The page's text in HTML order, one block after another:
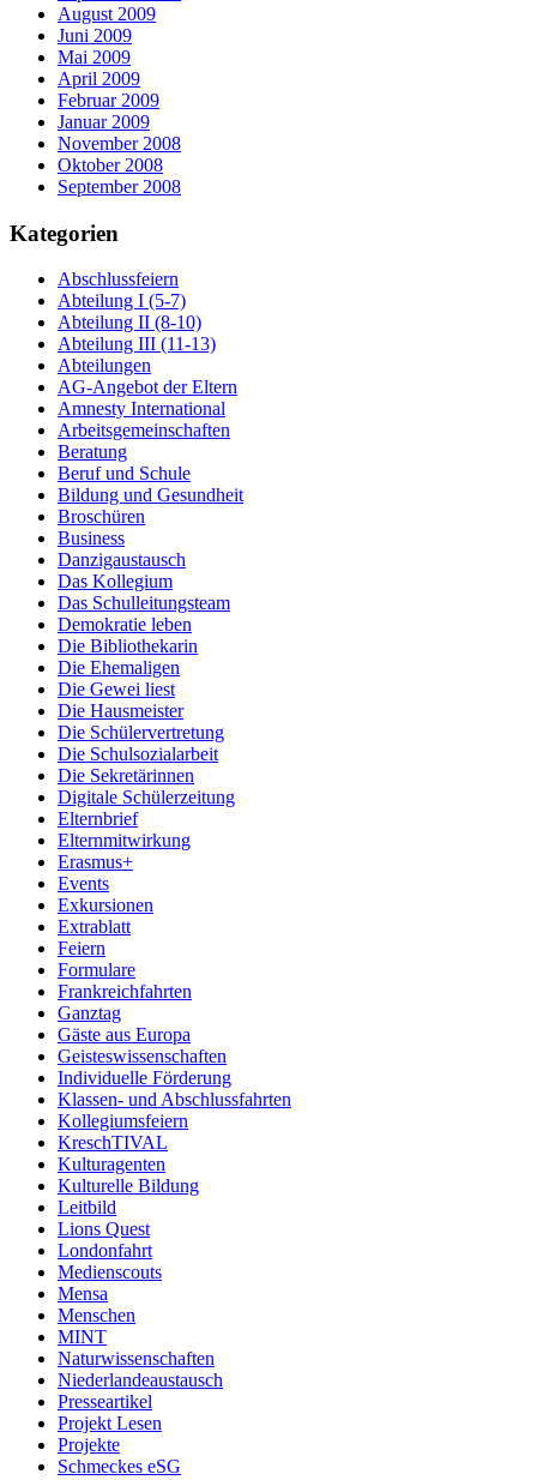
August 2009
Juni 2009
Mai 2009
April 2009
Februar 2009
Januar 2009
November 2008
Oktober 2008
September 2008
Kategorien
Abschlussfeiern
Abteilung I (5-7)
Abteilung II (8-10)
Abteilung III (11-13)
Abteilungen
AG-Angebot der Eltern
Amnesty International
Arbeitsgemeinschaften
Beratung
Beruf und Schule
Bildung und Gesundheit
Broschüren
Business
Danzigaustausch
Das Kollegium
Das Schulleitungsteam
Demokratie leben
Die Bibliothekarin
Die Ehemaligen
Die Gewei liest
Die Hausmeister
Die Schülervertretung
Die Schulsozialarbeit
Die Sekretärinnen
Digitale Schülerzeitung
Elternbrief
Elternmitwirkung
Erasmus+
Events
Exkursionen
Extrablatt
Feiern
Formulare
Frankreichfahrten
Ganztag
Gäste aus Europa
Geisteswissenschaften
Individuelle Förderung
Klassen- und Abschlussfahrten
Kollegiumsfeiern
KreschTIVAL
Kulturagenten
Kulturelle Bildung
Leitbild
Lions Quest
Londonfahrt
Medienscouts
Mensa
Menschen
MINT
Naturwissenschaften
Niederlandeaustausch
Presseartikel
Projekt Lesen
Projekte
Schmeckes eSG